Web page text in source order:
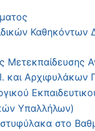
Καθηκόντων
Μετεκπαίδευσης
Υπαλλήλων)
στο